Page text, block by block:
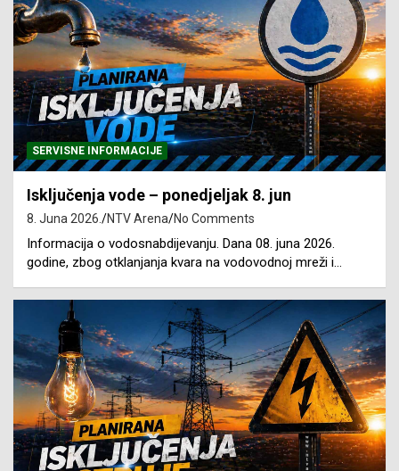
SERVISNE INFORMACIJE
Isključenja vode – ponedjeljak 8. jun
8. Juna 2026. NTV Arena No Comments
Informacija o vodosnabdijevanju. Dana 08. juna 2026.
godine, zbog otklanjanja kvara na vodovodnoj mreži i…